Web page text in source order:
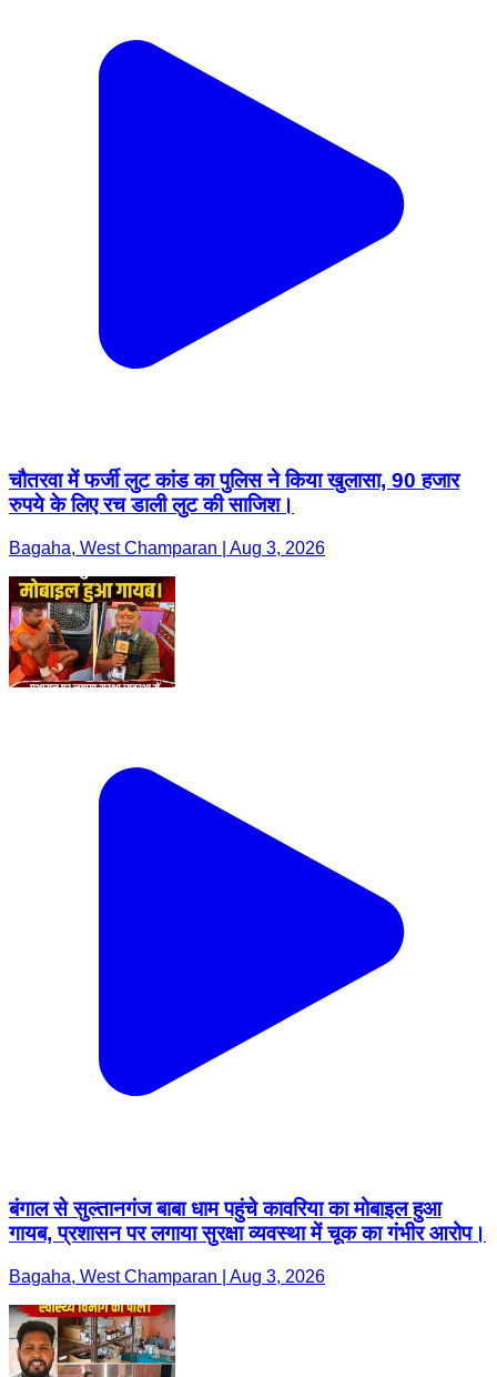
चौतरवा में फर्जी लुट कांड का पुलिस ने किया खुलासा, 90 हजार
रुपये के लिए रच डाली लुट की साजिश।
Bagaha, West Champaran | Aug 3, 2026
बंगाल से सुल्तानगंज बाबा धाम पहुंचे कावरिया का मोबाइल हुआ
गायब, प्रशासन पर लगाया सुरक्षा व्यवस्था में चूक का गंभीर आरोप।
Bagaha, West Champaran | Aug 3, 2026